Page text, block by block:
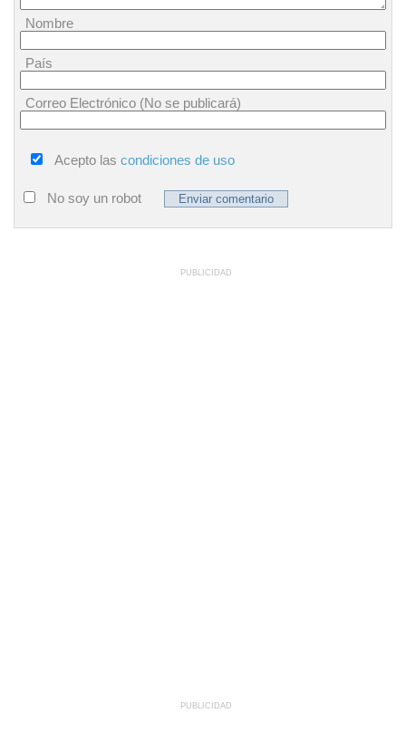
Nombre
País
Correo Electrónico (No se publicará)
Acepto las condiciones de uso
No soy un robot
PUBLICIDAD
PUBLICIDAD